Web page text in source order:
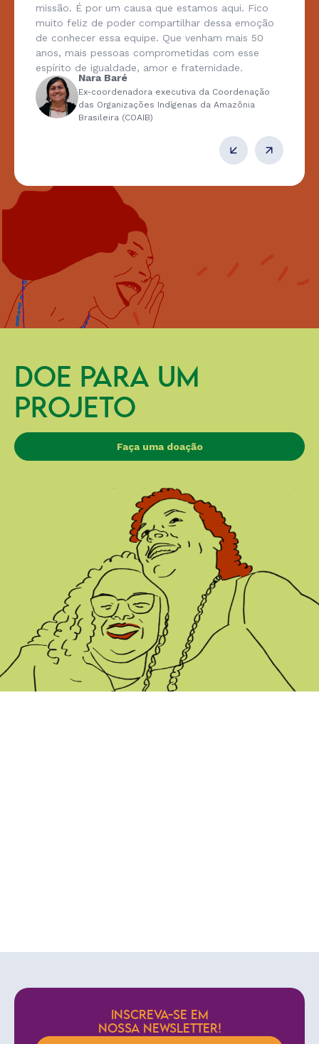
missão. É por um causa que estamos aqui. Fico
muito feliz de poder compartilhar dessa emoção
de conhecer essa equipe. Que venham mais 50
anos, mais pessoas comprometidas com esse
espírito de igualdade, amor e fraternidade.
Nara Baré
Ex-coordenadora executiva da Coordenação
das Organizações Indígenas da Amazônia
Brasileira (COAIB)
DOE PARA UM
PROJETO
Faça uma doação
INSCREVA-SE EM
NOSSA NEWSLETTER!